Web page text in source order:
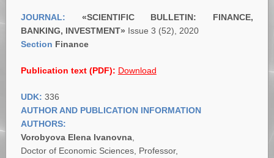
JOURNAL: «SCIENTIFIC BULLETIN: FINANCE,
BANKING, INVESTMENT» Issue 3 (52), 2020
Section Finance
Publication text (PDF): Download
UDK: 336
AUTHOR AND PUBLICATION INFORMATION
AUTHORS:
Vorobyova Elena Ivanovna,
Doctor of Economic Sciences, Professor,